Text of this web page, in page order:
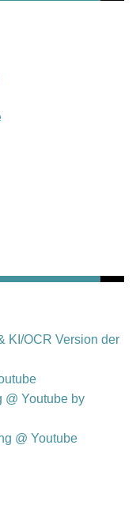
KI/OCR Version der
@ Youtube by
@ Youtube